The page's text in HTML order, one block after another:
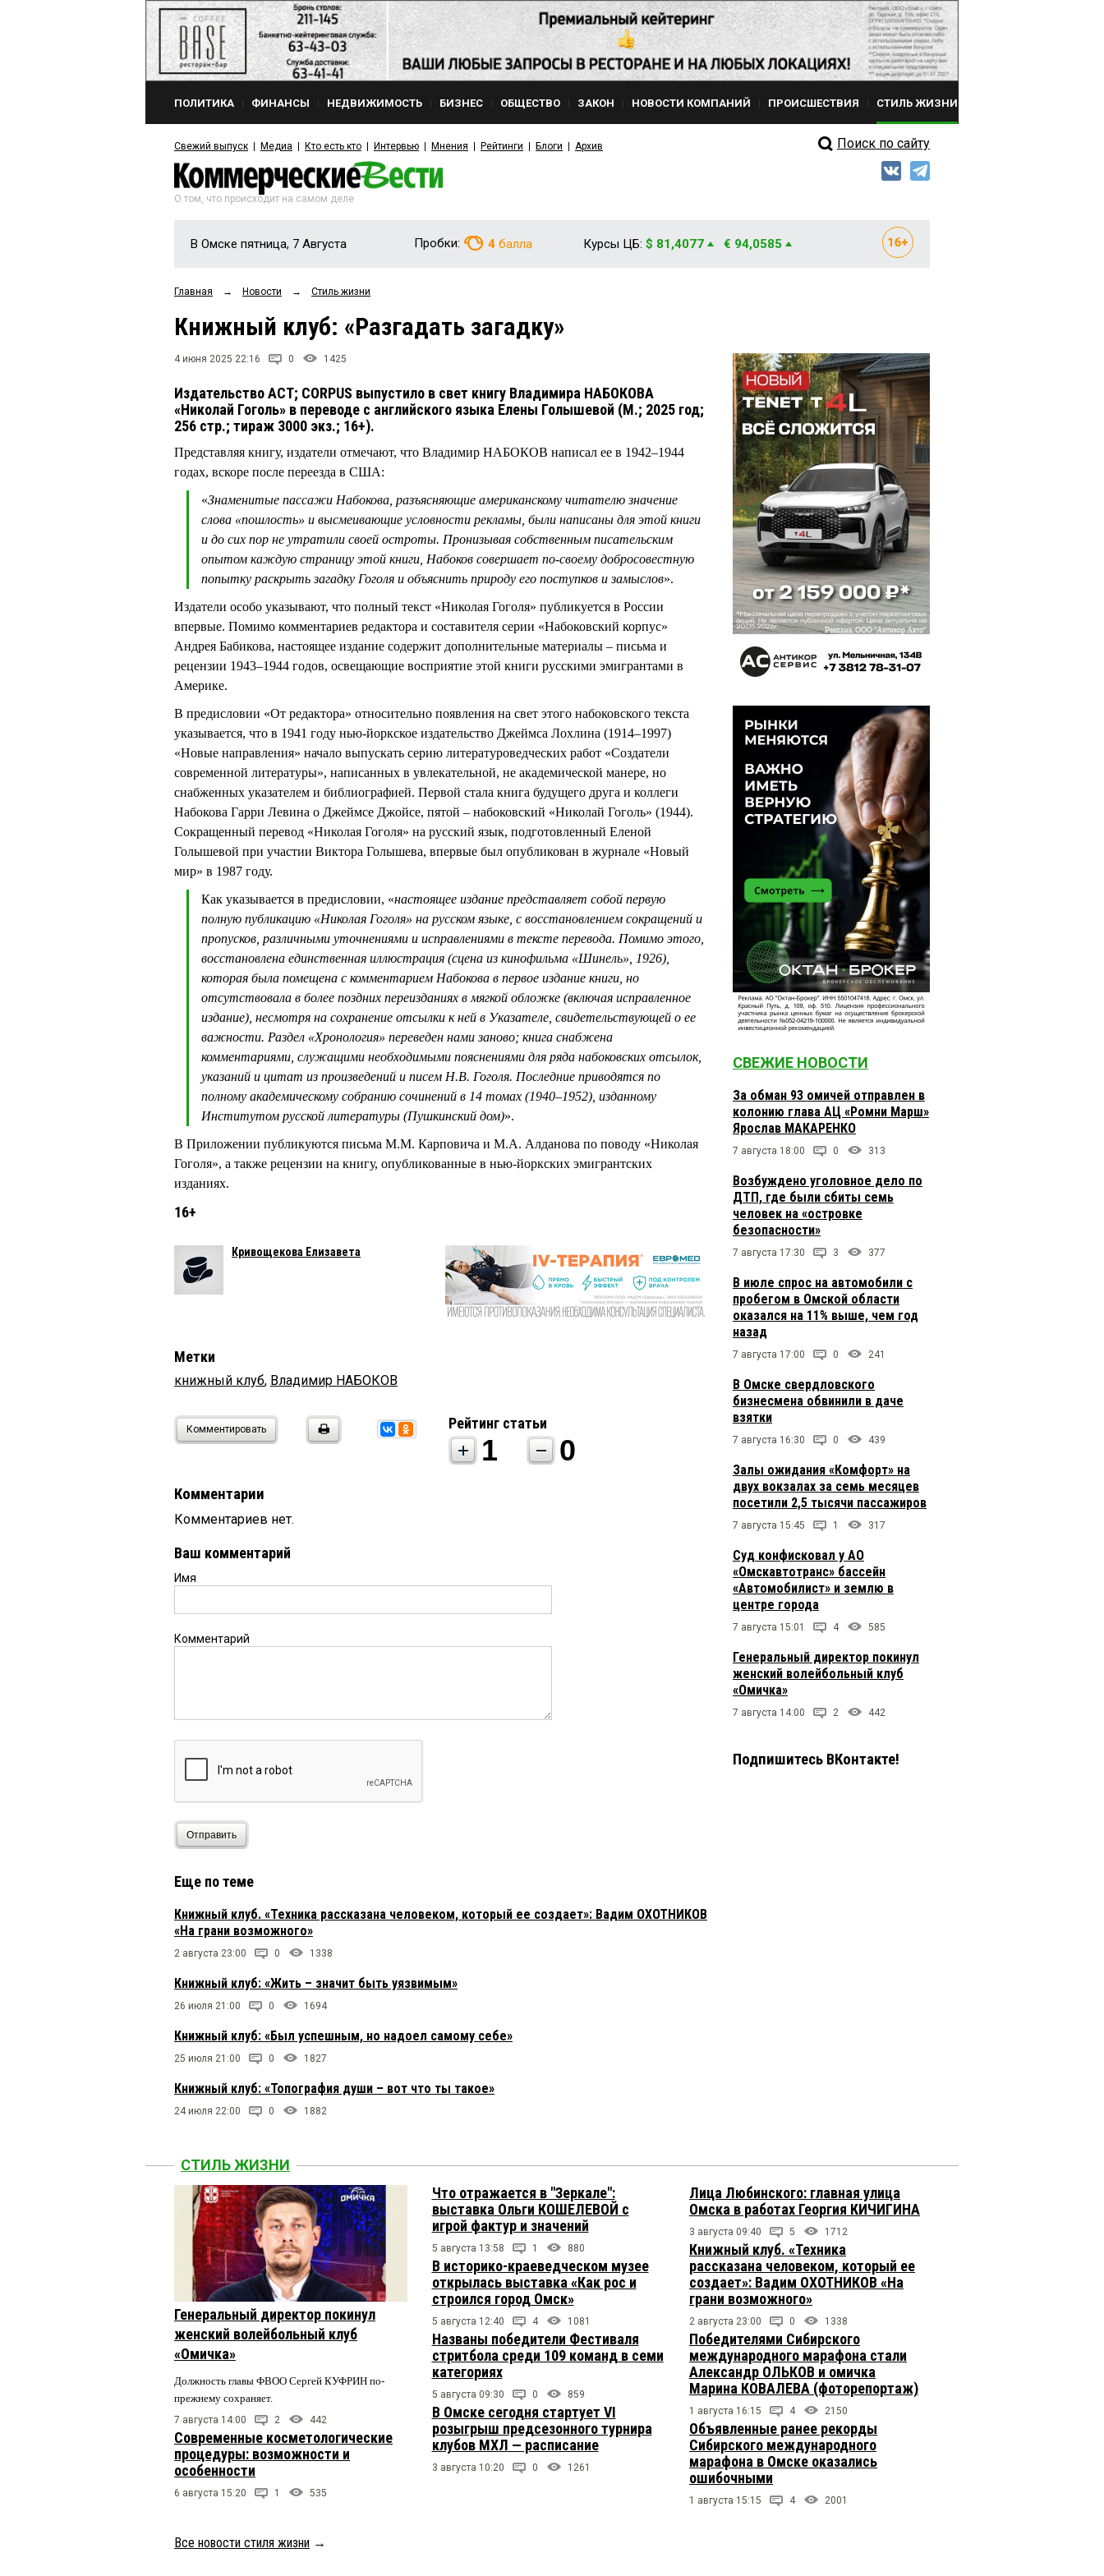
ПОЛИТИКА ФИНАНСЫ НЕДВИЖИМОСТЬ БИЗНЕС ОБЩЕСТВО ЗАКОН НОВОСТИ КОМПАНИЙ ПРОИСШЕСТВИЯ СТИЛЬ ЖИЗНИ
Свежий выпуск Медиа Кто есть кто Интервью Мнения Рейтинги Блоги Архив Поиск по сайту
О том, что происходит на самом деле
В Омске пятница, 7 Августа Пробки: 4 балла Курсы ЦБ: $ 81,4077 € 94,0585
Главная → Новости → Стиль жизни
Книжный клуб: «Разгадать загадку»
4 июня 2025 22:16 0 1425
Издательство АСТ; CORPUS выпустило в свет книгу Владимира НАБОКОВА
«Николай Гоголь» в переводе с английского языка Елены Голышевой (М.; 2025 год;
256 стр.; тираж 3000 экз.; 16+).
Представляя книгу, издатели отмечают, что Владимир НАБОКОВ написал ее в 1942–1944
годах, вскоре после переезда в США:
«Знаменитые пассажи Набокова, разъясняющие американскому читателю значение
слова «пошлость» и высмеивающие условности рекламы, были написаны для этой книги
и до сих пор не утратили своей остроты. Пронизывая собственным писательским
опытом каждую страницу этой книги, Набоков совершает по-своему добросовестную
попытку раскрыть загадку Гоголя и объяснить природу его поступков и замыслов».
Издатели особо указывают, что полный текст «Николая Гоголя» публикуется в России
впервые. Помимо комментариев редактора и составителя серии «Набоковский корпус»
Андрея Бабикова, настоящее издание содержит дополнительные материалы – письма и
рецензии 1943–1944 годов, освещающие восприятие этой книги русскими эмигрантами в
Америке.
В предисловии «От редактора» относительно появления на свет этого набоковского текста
указывается, что в 1941 году нью-йоркское издательство Джеймса Лохлина (1914–1997)
«Новые направления» начало выпускать серию литературоведческих работ «Создатели
современной литературы», написанных в увлекательной, не академической манере, но
снабженных указателем и библиографией. Первой стала книга будущего друга и коллеги
Набокова Гарри Левина о Джеймсе Джойсе, пятой – набоковский «Николай Гоголь» (1944).
Сокращенный перевод «Николая Гоголя» на русский язык, подготовленный Еленой
Голышевой при участии Виктора Голышева, впервые был опубликован в журнале «Новый
мир» в 1987 году.
Как указывается в предисловии, «настоящее издание представляет собой первую
полную публикацию «Николая Гоголя» на русском языке, с восстановлением сокращений и
пропусков, различными уточнениями и исправлениями в тексте перевода. Помимо этого,
восстановлена единственная иллюстрация (сцена из кинофильма «Шинель», 1926),
которая была помещена с комментарием Набокова в первое издание книги, но
отсутствовала в более поздних переизданиях в мягкой обложке (включая исправленное
издание), несмотря на сохранение отсылки к ней в Указателе, свидетельствующей о ее
важности. Раздел «Хронология» переведен нами заново; книга снабжена
комментариями, служащими необходимыми пояснениями для ряда набоковских отсылок,
указаний и цитат из произведений и писем Н.В. Гоголя. Последние приводятся по
полному академическому собранию сочинений в 14 томах (1940–1952), изданному
Институтом русской литературы (Пушкинский дом)».
В Приложении публикуются письма М.М. Карповича и М.А. Алданова по поводу «Николая
Гоголя», а также рецензии на книгу, опубликованные в нью-йоркских эмигрантских
изданиях.
16+
Кривощекова Елизавета
Метки
книжный клуб, Владимир НАБОКОВ
Комментировать Рейтинг статьи
1 0
Комментарии
Комментариев нет.
Ваш комментарий
Имя
Комментарий
Отправить
Еще по теме
Книжный клуб. «Техника рассказана человеком, который ее создает»: Вадим ОХОТНИКОВ
«На грани возможного»
2 августа 23:00 0 1338
Книжный клуб: «Жить – значит быть уязвимым»
26 июля 21:00 0 1694
Книжный клуб: «Был успешным, но надоел самому себе»
25 июля 21:00 0 1827
Книжный клуб: «Топография души – вот что ты такое»
24 июля 22:00 0 1882
СВЕЖИЕ НОВОСТИ
За обман 93 омичей отправлен в
колонию глава АЦ «Ромни Марш»
Ярослав МАКАРЕНКО
7 августа 18:00 0 313
Возбуждено уголовное дело по
ДТП, где были сбиты семь
человек на «островке
безопасности»
7 августа 17:30 3 377
В июле спрос на автомобили с
пробегом в Омской области
оказался на 11% выше, чем год
назад
7 августа 17:00 0 241
В Омске свердловского
бизнесмена обвинили в даче
взятки
7 августа 16:30 0 439
Залы ожидания «Комфорт» на
двух вокзалах за семь месяцев
посетили 2,5 тысячи пассажиров
7 августа 15:45 1 317
Суд конфисковал у АО
«Омскавтотранс» бассейн
«Автомобилист» и землю в
центре города
7 августа 15:01 4 585
Генеральный директор покинул
женский волейбольный клуб
«Омичка»
7 августа 14:00 2 442
Подпишитесь ВКонтакте!
СТИЛЬ ЖИЗНИ
Генеральный директор покинул
женский волейбольный клуб
«Омичка»
Должность главы ФВОО Сергей КУФРИН по-
прежнему сохраняет.
7 августа 14:00 2 442
Современные косметологические
процедуры: возможности и
особенности
6 августа 15:20 1 535
Что отражается в "Зеркале":
выставка Ольги КОШЕЛЕВОЙ с
игрой фактур и значений
5 августа 13:58 1 880
В историко-краеведческом музее
открылась выставка «Как рос и
строился город Омск»
5 августа 12:40 4 1081
Названы победители Фестиваля
стритбола среди 109 команд в семи
категориях
5 августа 09:30 0 859
В Омске сегодня стартует VI
розыгрыш предсезонного турнира
клубов МХЛ — расписание
3 августа 10:20 0 1261
Лица Любинского: главная улица
Омска в работах Георгия КИЧИГИНА
3 августа 09:40 5 1712
Книжный клуб. «Техника
рассказана человеком, который ее
создает»: Вадим ОХОТНИКОВ «На
грани возможного»
2 августа 23:00 0 1338
Победителями Сибирского
международного марафона стали
Александр ОЛЬКОВ и омичка
Марина КОВАЛЕВА (фоторепортаж)
1 августа 16:15 4 2150
Объявленные ранее рекорды
Сибирского международного
марафона в Омске оказались
ошибочными
1 августа 15:15 4 2001
Все новости стиля жизни →